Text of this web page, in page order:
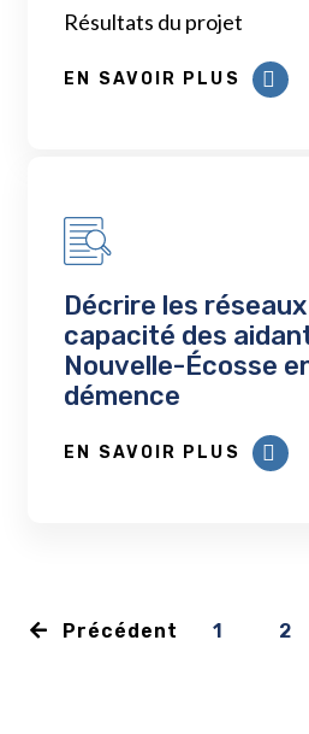
Résultats du projet
EN SAVOIR PLUS
Décrire les
capacité des
Nouvelle-Écosse
démence
EN SAVOIR PLUS
Précédent 1 2